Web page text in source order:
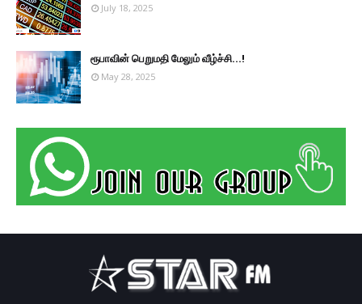
July 18, 2025
ரூபாவின் பெறுமதி மேலும் வீழ்ச்சி...!
May 28, 2025